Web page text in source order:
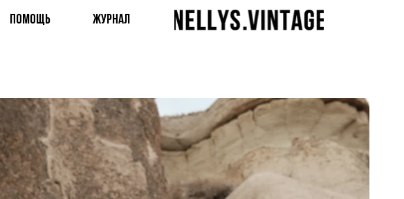
ПОМОЩЬ ЖУРНАЛ